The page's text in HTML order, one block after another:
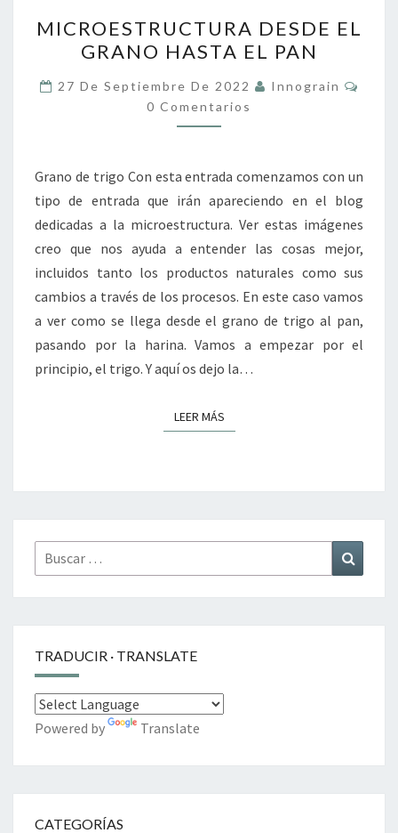
DESDE
EL
GRANO
HASTA
EL
MICROESTRUCTURA DESDE EL
GRANO HASTA EL PAN
27 De Septiembre De 2022 Innograin
0 Comentarios
Grano de trigo Con esta entrada comenzamos con un
tipo de entrada que irán apareciendo en el blog
dedicadas a la microestructura. Ver estas imágenes
creo que nos ayuda a entender las cosas mejor,
incluidos tanto los productos naturales como sus
cambios a través de los procesos. En este caso vamos
a ver como se llega desde el grano de trigo al pan,
pasando por la harina. Vamos a empezar por el
principio, el trigo. Y aquí os dejo la…
LEER MÁSLEER MÁS
Buscar
por:
TRADUCIR · TRANSLATE
Powered by Translate
CATEGORÍAS